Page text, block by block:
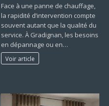
Face à une panne de chauffage,
la rapidité d’intervention compte
souvent autant que la qualité du
service. À Gradignan, les besoins
en dépannage ou en…
Voir article